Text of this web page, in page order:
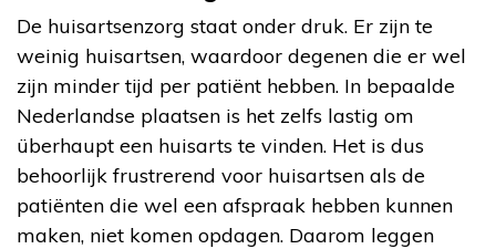
De huisartsenzorg staat onder druk. Er zijn te
weinig huisartsen, waardoor degenen die er wel
zijn minder tijd per patiënt hebben. In bepaalde
Nederlandse plaatsen is het zelfs lastig om
überhaupt een huisarts te vinden. Het is dus
behoorlijk frustrerend voor huisartsen als de
patiënten die wel een afspraak hebben kunnen
maken, niet komen opdagen. Daarom leggen